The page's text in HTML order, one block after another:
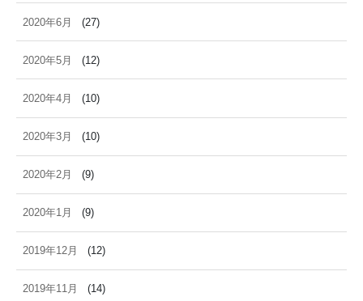
2020年6月 (27)
2020年5月 (12)
2020年4月 (10)
2020年3月 (10)
2020年2月 (9)
2020年1月 (9)
2019年12月 (12)
2019年11月 (14)